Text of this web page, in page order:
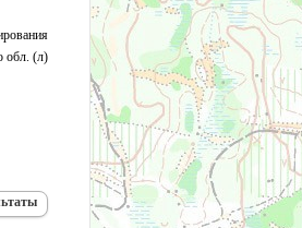
обл. (л)